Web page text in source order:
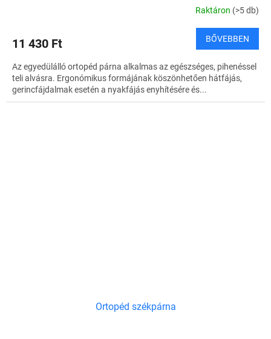
Raktáron (>5 db)
11 430 Ft BŐVEBBEN
Az egyedülálló ortopéd párna alkalmas az egészséges, pihenéssel
teli alvásra. Ergonómikus formájának köszönhetően hátfájás,
gerincfájdalmak esetén a nyakfájás enyhítésére és...
Ortopéd székpárna